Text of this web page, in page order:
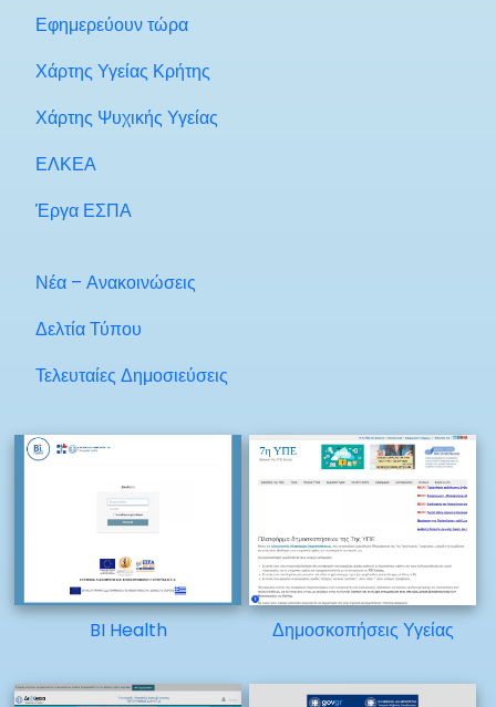
Εφημερεύουν τώρα
Χάρτης Υγείας Κρήτης
Χάρτης Ψυχικής Υγείας
ΕΛΚΕΑ
Έργα ΕΣΠΑ
Νέα – Ανακοινώσεις
Δελτία Τύπου
Τελευταίες Δημοσιεύσεις
BI Health Δημοσκοπήσεις Υγείας